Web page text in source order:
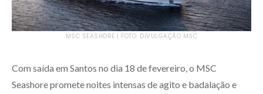
MSC SEASHORE | FOTO: DIVULGAÇÃO MSC
Com saída em Santos no dia 18 de fevereiro, o MSC
Seashore promete noites intensas de agito e badalação e